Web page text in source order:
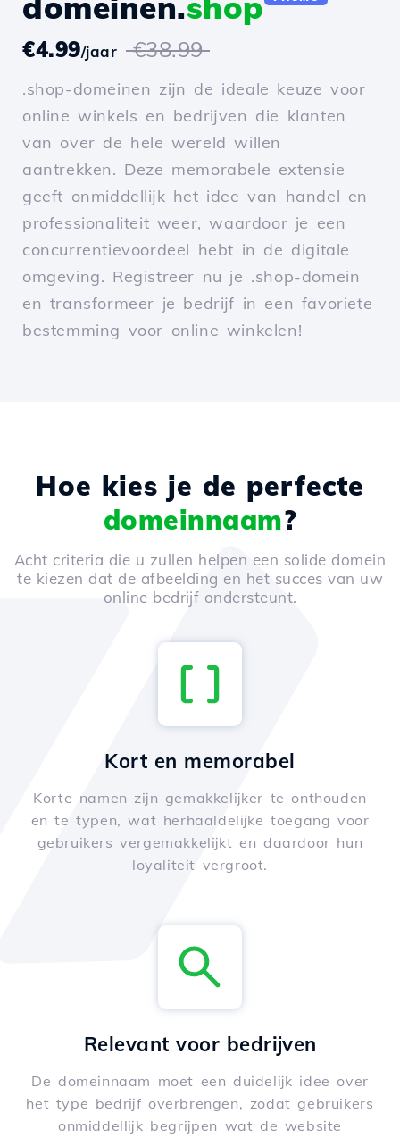
€4.99/jaar €38.99
.shop-domeinen zijn de ideale keuze voor
online winkels en bedrijven die klanten
van over de hele wereld willen
aantrekken. Deze memorabele extensie
geeft onmiddellijk het idee van handel en
professionaliteit weer, waardoor je een
concurrentievoordeel hebt in de digitale
omgeving. Registreer nu je .shop-domein
en transformeer je bedrijf in een favoriete
bestemming voor online winkelen!
Hoe kies je de perfecte
domeinnaam?
Acht criteria die u zullen helpen een solide domein
te kiezen dat de afbeelding en het succes van uw
online bedrijf ondersteunt.
Kort en memorabel
Korte namen zijn gemakkelijker te onthouden
en te typen, wat herhaaldelijke toegang voor
gebruikers vergemakkelijkt en daardoor hun
loyaliteit vergroot.
Relevant voor bedrijven
De domeinnaam moet een duidelijk idee over
het type bedrijf overbrengen, zodat gebruikers
onmiddellijk begrijpen wat de website